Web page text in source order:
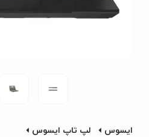
ایسوس لپ تاپ ایسوس